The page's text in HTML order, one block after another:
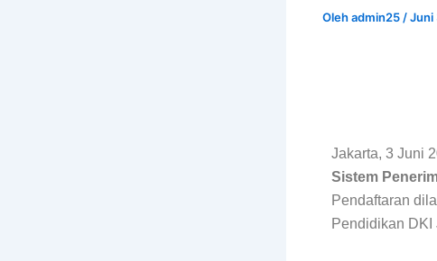
Olehadmin25 /Juni
Jakarta, 3 Juni
Sistem
Pendaftaran
Pendidikan DKI